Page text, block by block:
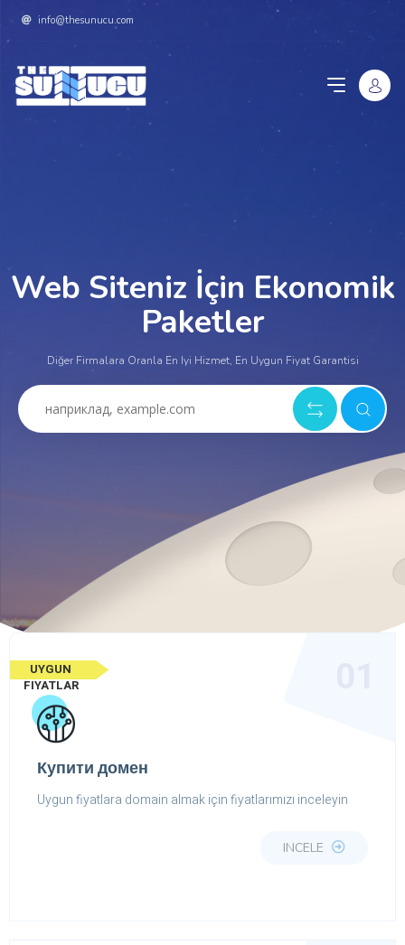
info@thesunucu.com
Web Siteniz İçin Ekonomik
Paketler
Diğer Firmalara Oranla En Iyi Hizmet, En Uygun Fiyat Garantisi
UYGUN
FIYATLAR
Купити домен
Uygun fiyatlara domain almak için fiyatlarımızı inceleyin
INCELE